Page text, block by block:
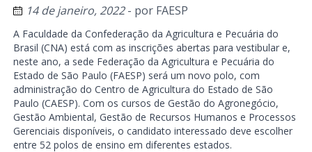
14 de janeiro, 2022- por FAESP
A Faculdade da Confederação da Agricultura e Pecuária do
Brasil (CNA) está com as inscrições abertas para vestibular e,
neste ano, a sede Federação da Agricultura e Pecuária do
Estado de São Paulo (FAESP) será um novo polo, com
administração do Centro de Agricultura do Estado de São
Paulo (CAESP). Com os cursos de Gestão do Agronegócio,
Gestão Ambiental, Gestão de Recursos Humanos e Processos
Gerenciais disponíveis, o candidato interessado deve escolher
entre 52 polos de ensino em diferentes estados.